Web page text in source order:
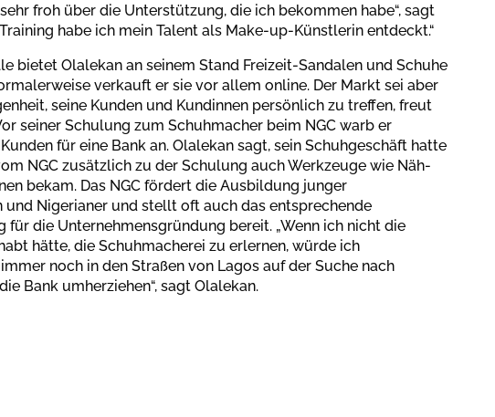
froh über die Unterstützung, die ich bekommen habe“, sagt
habe ich mein Talent als Make-up-Künstlerin entdeckt.“
bietet Olalekan an seinem Stand Freizeit-Sandalen und Schuhe
verkauft er sie vor allem online. Der Markt sei aber
seine Kunden und Kundinnen persönlich zu treffen, freut
seiner Schulung zum Schuhmacher beim NGC warb er
für eine Bank an. Olalekan sagt, sein Schuhgeschäft hatte
NGC zusätzlich zu der Schulung auch Werkzeuge wie Näh-
bekam. Das NGC fördert die Ausbildung junger
und Nigerianer und stellt oft auch das entsprechende
für die Unternehmensgründung bereit. „Wenn ich nicht die
hätte, die Schuhmacherei zu erlernen, würde ich
noch in den Straßen von Lagos auf der Suche nach
Bank umherziehen“, sagt Olalekan.